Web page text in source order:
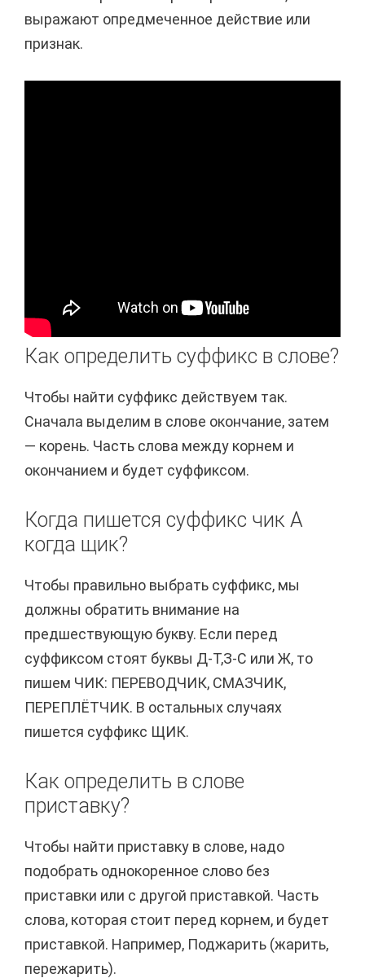
выражают опредмеченное действие или
признак.
Как определить суффикс в слове?
Чтобы найти суффикс действуем так.
Сначала выделим в слове окончание, затем
— корень. Часть слова между корнем и
окончанием и будет суффиксом.
Когда пишется суффикс чик А
когда щик?
Чтобы правильно выбрать суффикс, мы
должны обратить внимание на
предшествующую букву. Если перед
суффиксом стоят буквы Д-Т,З-С или Ж, то
пишем ЧИК: ПЕРЕВОДЧИК, СМАЗЧИК,
ПЕРЕПЛЁТЧИК. В остальных случаях
пишется суффикс ЩИК.
Как определить в слове
приставку?
Чтобы найти приставку в слове, надо
подобрать однокоренное слово без
приставки или с другой приставкой. Часть
слова, которая стоит перед корнем, и будет
приставкой. Например, Поджарить (жарить,
пережарить).